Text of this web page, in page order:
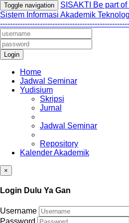
Toggle navigation
SISAKTI Be part
Sistem Informasi Akademik
Login
Home
Jadwal Seminar
Yudisium
Skripsi
Jurnal
Jadwal Seminar
Repository
Kalender Akademik
×
Login Dulu Ya Gan
Username
Password